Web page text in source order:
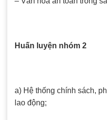
Huấn luyện nhóm 2
a) Hệ thống chính sách,
lao động;